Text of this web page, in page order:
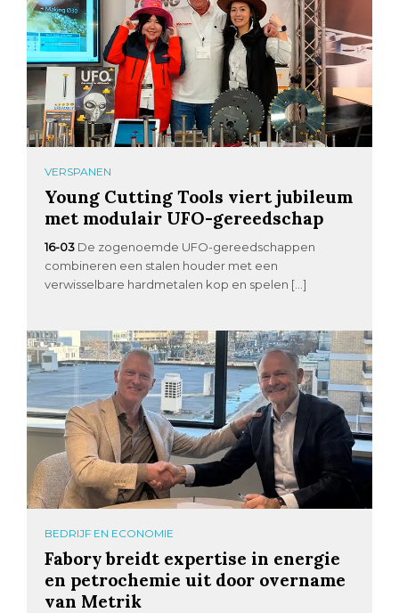
VERSPANEN
Young Cutting Tools viert jubileum
met modulair UFO-gereedschap
16-03 De zogenoemde UFO-gereedschappen
combineren een stalen houder met een
verwisselbare hardmetalen kop en spelen […]
BEDRIJF EN ECONOMIE
Fabory breidt expertise in energie
en petrochemie uit door overname
van Metrik